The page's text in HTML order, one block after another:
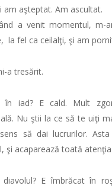
am aşteptat. Am ascultat.
a venit momentul, m-
la fel ca ceilalţi, şi am
a tresărit.
în iad? E cald. Mult
Nu ştii la ce să te uiţi
să dai lucrurilor.
şi acaparează toată atenţia.
diavolul? E îmbrăcat în